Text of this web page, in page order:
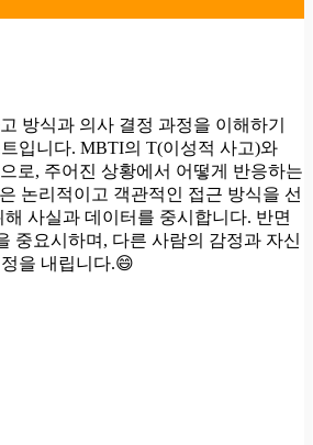
방식과 의사 결정 과정을 이해하기
입니다. MBTI의 T(이성적 사고)와
로, 주어진 상황에서 어떻게 반응하는
논리적이고 객관적인 접근 방식을 선
사실과 데이터를 중시합니다. 반면
중요시하며, 다른 사람의 감정과 자신
을 내립니다.😄